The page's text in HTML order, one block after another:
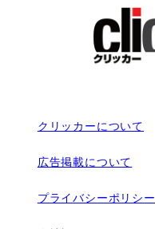
クリッカーについて
広告掲載について
プライバシーポリシー